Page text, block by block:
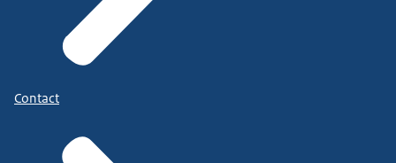
Contact